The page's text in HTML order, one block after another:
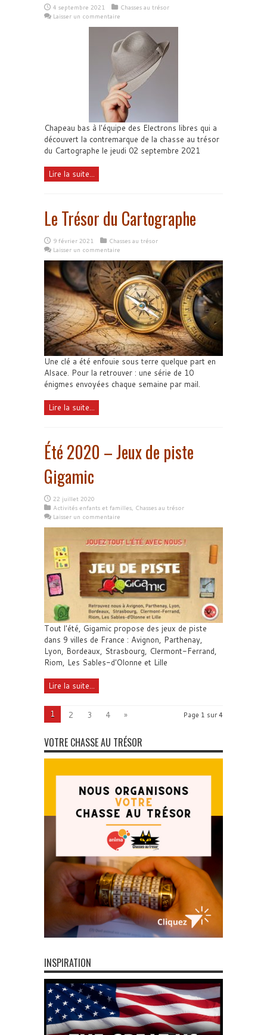
4 septembre 2021
Chasses au trésor
Laisser un commentaire
Chapeau bas à l'équipe des Electrons libres qui a
découvert la contremarque de la chasse au trésor
du Cartographe le jeudi 02 septembre 2021
Lire la suite...
Le Trésor du Cartographe
9 février 2021
Chasses au trésor
Laisser un commentaire
Une clé a été enfouie sous terre quelque part en
Alsace. Pour la retrouver : une série de 10
énigmes envoyées chaque semaine par mail.
Lire la suite...
Été 2020 – Jeux de piste
Gigamic
22 juillet 2020
Activités enfants et familles, Chasses au trésor
Laisser un commentaire
Tout l'été, Gigamic propose des jeux de piste
dans 9 villes de France : Avignon, Parthenay,
Lyon, Bordeaux, Strasbourg, Clermont-Ferrand,
Riom, Les Sables-d'Olonne et Lille
Lire la suite...
Page 1 sur 4
1 2 3 4 »
VOTRE CHASSE AU TRÉSOR
INSPIRATION